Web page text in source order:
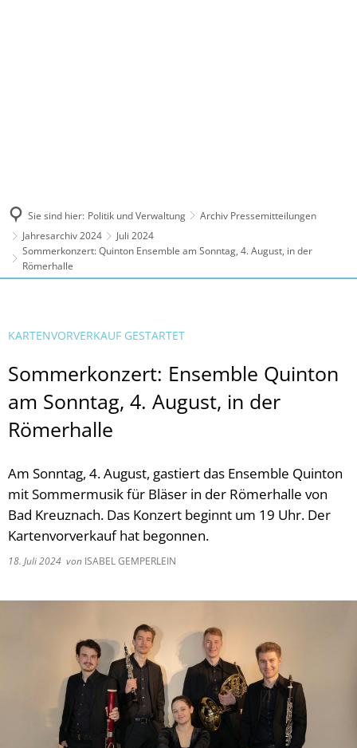
Sie sind hier: Politik und Verwaltung
Archiv Pressemitteilungen
Jahresarchiv 2024
Juli 2024
Sommerkonzert: Quinton Ensemble am Sonntag, 4. August, in der
Römerhalle
KARTENVORVERKAUF GESTARTET
Sommerkonzert: Ensemble Quinton
am Sonntag, 4. August, in der
Römerhalle
Am Sonntag, 4. August, gastiert das Ensemble Quinton
mit Sommermusik für Bläser in der Römerhalle von
Bad Kreuznach. Das Konzert beginnt um 19 Uhr. Der
Kartenvorverkauf hat begonnen.
18. Juli 2024 von ISABEL GEMPERLEIN